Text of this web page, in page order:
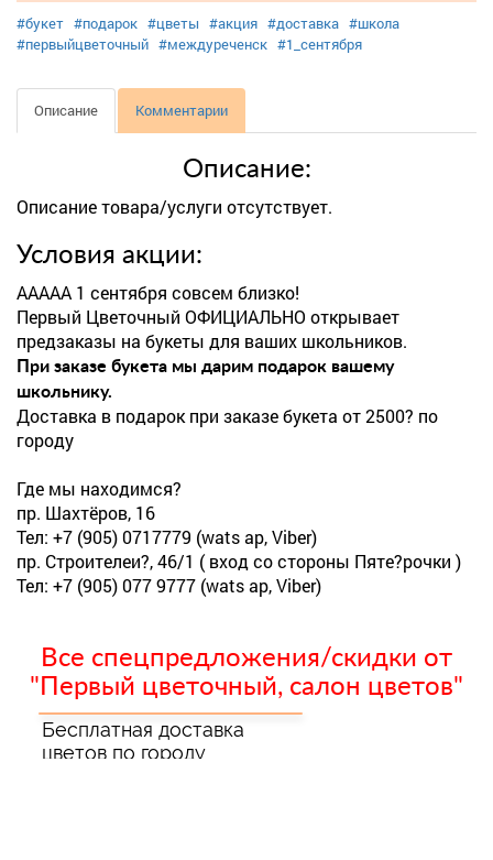
#букет #подарок #цветы #акция #доставка #школа
#первыйцветочный #междуреченск #1_сентября
Описание Комментарии
Описание:
Описание товара/услуги отсутствует.
Условия акции:
ААААА 1 сентября совсем близко!
Первый Цветочный ОФИЦИАЛЬНО открывает
предзаказы на букеты для ваших школьников.
При заказе букета мы дарим подарок вашему
школьнику.
Доставка в подарок при заказе букета от 2500? по
городу
Где мы находимся?
пр. Шахтёров, 16
Тел: +7 (905) 0717779 (wats ap, Viber)
пр. Строителеи?, 46/1 ( вход со стороны Пяте?рочки )
Тел: +7 (905) 077 9777 (wats ap, Viber)
Все спецпредложения/скидки от
"Первый цветочный, салон цветов"
Бесплатная доставка
цветов по городу